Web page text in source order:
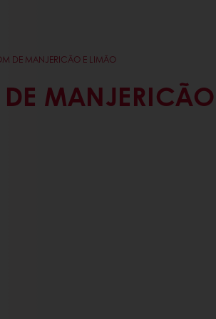
DE MANJERICÃO E LIMÃO